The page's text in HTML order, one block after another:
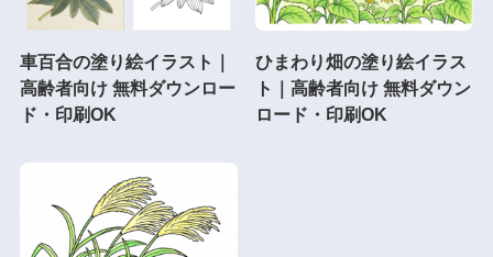
車百合の塗り絵イラスト｜
高齢者向け 無料ダウンロー
ド・印刷OK
ひまわり畑の塗り絵イラス
ト｜高齢者向け 無料ダウン
ロード・印刷OK